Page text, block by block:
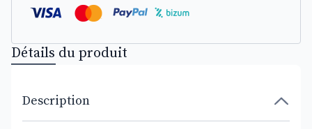
Détails du produit
Description